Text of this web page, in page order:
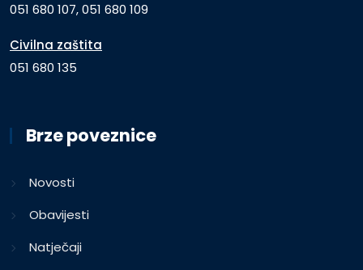
051 680 107, 051 680 109
Civilna zaštita
051 680 135
Brze poveznice
Novosti
Obavijesti
Natječaji